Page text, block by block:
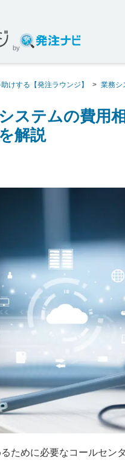
by
けする【発注ラウンジ】 > 業務シ
ステムの費用
解説
ために必要なコールセン